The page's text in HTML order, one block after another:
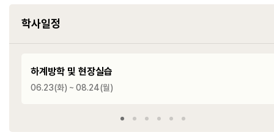
학사일정
하계방학 및 현장실습
06.23(화) ~ 08.24(월)